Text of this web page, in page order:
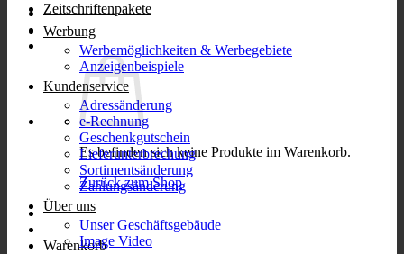
Es befinden sich keine Produkte im Warenkorb.
Zurück zum Shop
Warenkorb
Zeitschriftenpakete
Werbung
Werbemöglichkeiten & Werbegebiete
Anzeigenbeispiele
Kundenservice
Adressänderung
e-Rechnung
Geschenkgutschein
Lieferunterbrechung
Sortimentsänderung
Zahlungsänderung
Über uns
Unser Geschäftsgebäude
Image Video